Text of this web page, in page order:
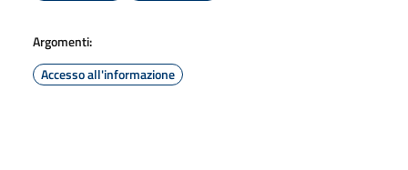
Argomenti:
Accesso all'informazione